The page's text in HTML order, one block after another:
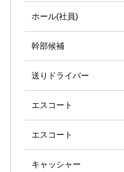
ホール(社員)
幹部候補
送りドライバー
エスコート
エスコート
キャッシャー
①東武練馬 ②成
金町
大泉学園
亀戸
荻窪
新小岩
市川